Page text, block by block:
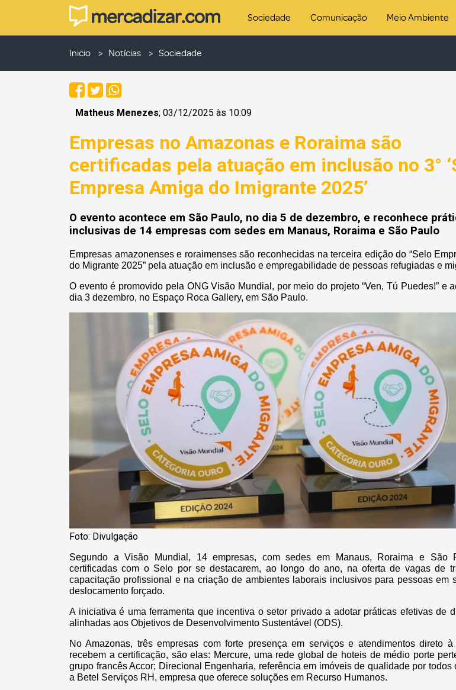
Sociedade Comunicação Meio Ambiente
Inicio Notícias Sociedade
Matheus Menezes; 03/12/2025 às 10:09
Empresas no Amazonas e Roraima são
certificadas pela atuação em inclusão no 3°
Empresa Amiga do Imigrante 2025’
O evento acontece em São Paulo, no dia 5 de dezembro, e reconhece
inclusivas de 14 empresas com sedes em Manaus, Roraima e São Paulo
Empresas amazonenses e roraimenses são reconhecidas na terceira edição do “Selo
do Migrante 2025” pela atuação em inclusão e empregabilidade de pessoas refugiadas e
O evento é promovido pela ONG Visão Mundial, por meio do projeto “Ven, Tú Puedes!” e
dia 3 dezembro, no Espaço Roca Gallery, em São Paulo.
Foto: Divulgação
Segundo a Visão Mundial, 14 empresas, com sedes em Manaus, Roraima e São
certificadas com o Selo por se destacarem, ao longo do ano, na oferta de vagas de
capacitação profissional e na criação de ambientes laborais inclusivos para pessoas em
deslocamento forçado.
A iniciativa é uma ferramenta que incentiva o setor privado a adotar práticas efetivas de
alinhadas aos Objetivos de Desenvolvimento Sustentável (ODS).
No Amazonas, três empresas com forte presença em serviços e atendimentos direto à
recebem a certificação, são elas: Mercure, uma rede global de hoteis de médio porte
grupo francês Accor; Direcional Engenharia, referência em imóveis de qualidade por todos
a Betel Serviços RH, empresa que oferece soluções em Recurso Humanos.